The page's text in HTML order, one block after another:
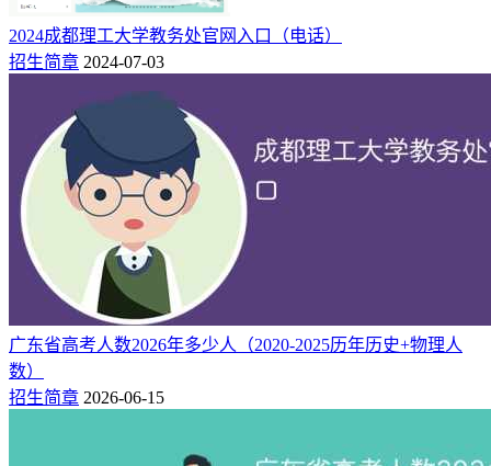
​2024成都理工大学教务处官网入口（电话）
招生简章 2024-07-03
广东省高考人数2026年多少人（2020-2025历年历史+物理人
数）
招生简章 2026-06-15